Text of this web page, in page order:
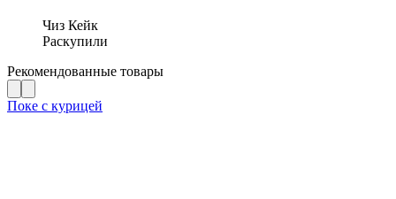
Чиз Кейк
Раскупили
Рекомендованные товары
Поке с курицей